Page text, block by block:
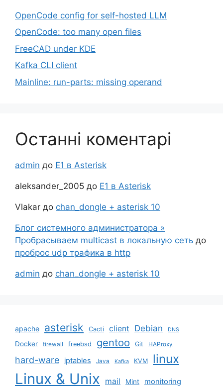
OpenCode config for self-hosted LLM
OpenCode: too many open files
FreeCAD under KDE
Kafka CLI client
Mainline: run-parts: missing operand
Останні коментарі
admin до Е1 в Asterisk
aleksander_2005 до Е1 в Asterisk
Vlakar до chan_dongle + asterisk 10
Блог системного администратора »
Пробрасываем multicast в локальную сеть до
проброс udp трафика в http
admin до chan_dongle + asterisk 10
apache asterisk Cacti client Debian DNS
Docker firewall freebsd gentoo Git HAProxy
hard-ware iptables Java Kafka KVM linux
Linux & Unix mail Mint monitoring